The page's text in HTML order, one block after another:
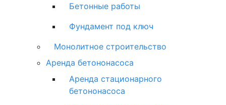
Бетонные работы
Фундамент под ключ
Монолитное строительство
Аренда бетононасоса
Аренда стационарного
бетононасоса